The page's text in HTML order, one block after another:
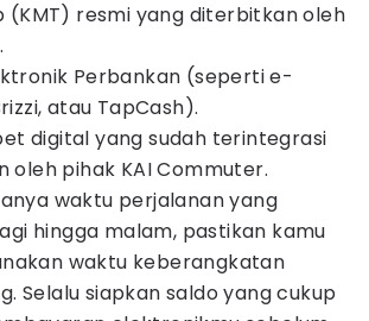
(KMT) resmi yang diterbitkan oleh
Perbankan (seperti e-
atau TapCash).
digital yang sudah terintegrasi
oleh pihak KAI Commuter.
waktu perjalanan yang
hingga malam, pastikan kamu
waktu keberangkatan
Selalu siapkan saldo yang cukup